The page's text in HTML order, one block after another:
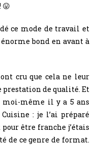
😛
ce mode de travail et
bond en avant à
cru que cela ne leur
de qualité. Et
moi-même il y a 5 ans
: je l’ai préparé
être franche j’étais
de ce genre de format.